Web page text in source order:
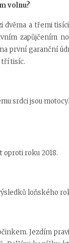
volnu?
a třemi
zapůjčením
první garanční
tří tisíc.
srdci jsou
oproti roku 2018.
loňského
Jezdím